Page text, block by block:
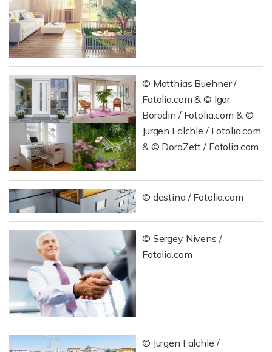
© Matthias Buehner /
Fotolia.com & © Igor
Borodin / Fotolia.com & ©
Jürgen Fälchle / Fotolia.com
& © DoraZett / Fotolia.com
© destina / Fotolia.com
© Sergey Nivens /
Fotolia.com
© Jürgen Fälchle /